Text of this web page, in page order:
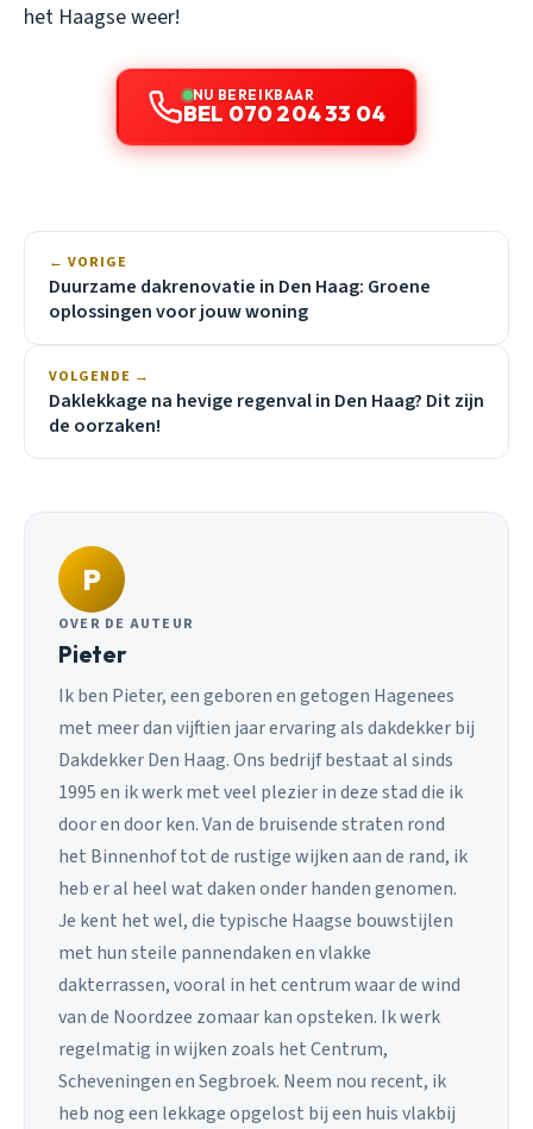
het Haagse weer!
NU BEREIKBAAR
BEL 070 204 33 04
← VORIGE
Duurzame dakrenovatie in Den Haag: Groene
oplossingen voor jouw woning
VOLGENDE →
Daklekkage na hevige regenval in Den Haag? Dit zijn
de oorzaken!
P
OVER DE AUTEUR
Pieter
Ik ben Pieter, een geboren en getogen Hagenees
met meer dan vijftien jaar ervaring als dakdekker bij
Dakdekker Den Haag. Ons bedrijf bestaat al sinds
1995 en ik werk met veel plezier in deze stad die ik
door en door ken. Van de bruisende straten rond
het Binnenhof tot de rustige wijken aan de rand, ik
heb er al heel wat daken onder handen genomen.
Je kent het wel, die typische Haagse bouwstijlen
met hun steile pannendaken en vlakke
dakterrassen, vooral in het centrum waar de wind
van de Noordzee zomaar kan opsteken. Ik werk
regelmatig in wijken zoals het Centrum,
Scheveningen en Segbroek. Neem nou recent, ik
heb nog een lekkage opgelost bij een huis vlakbij